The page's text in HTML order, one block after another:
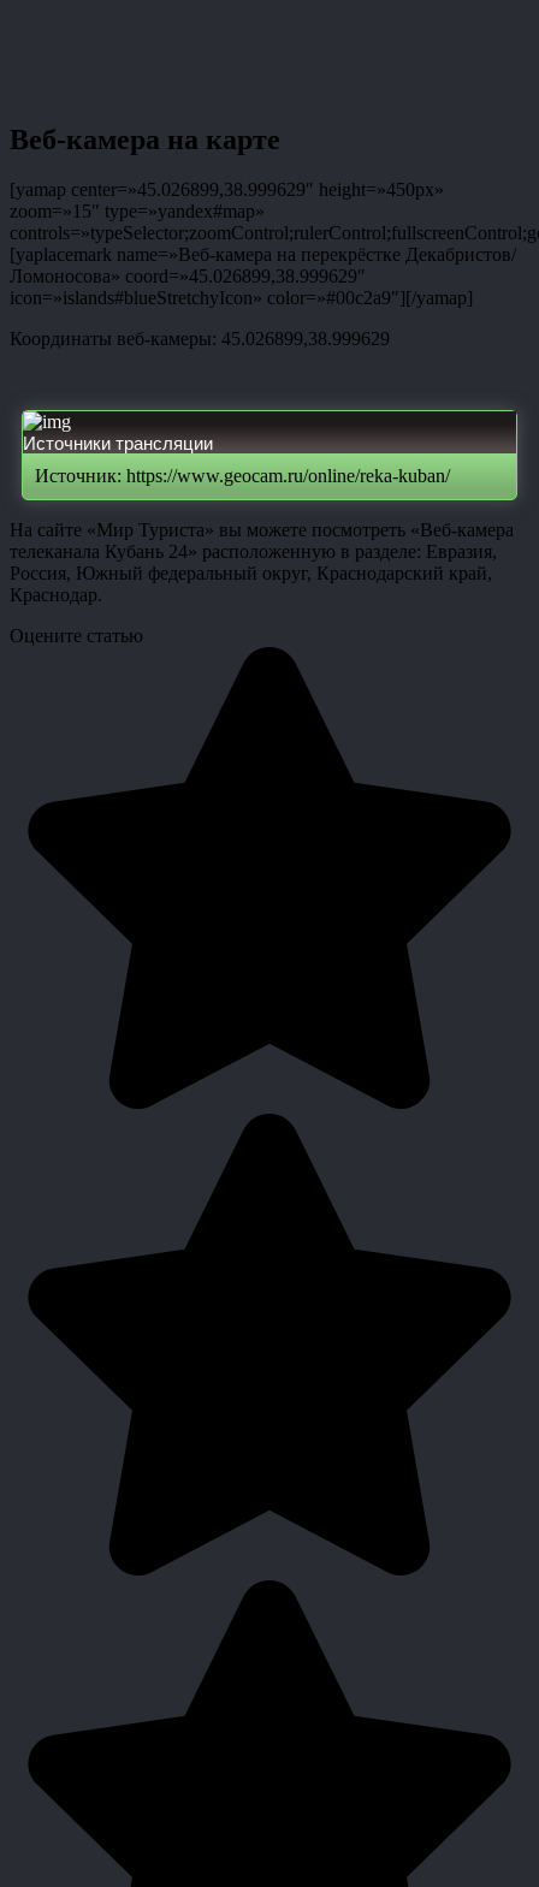
Веб-камера на карте
[yamap center=»45.026899,38.999629″ height=»450px»
zoom=»15″ type=»yandex#map»
[yaplacemark name=»Веб-камера на перекрёстке Декабристов/
Ломоносова» coord=»45.026899,38.999629″
icon=»islands#blueStretchyIcon» color=»#00c2a9″][/yamap]
Координаты веб-камеры: 45.026899,38.999629
Источники трансляции
Источник: https://www.geocam.ru/online/reka-kuban/
На сайте «Мир Туриста» вы можете посмотреть «Веб-камера
телеканала Кубань 24» расположенную в разделе: Евразия,
Россия, Южный федеральный округ, Краснодарский край,
Краснодар.
Оцените статью